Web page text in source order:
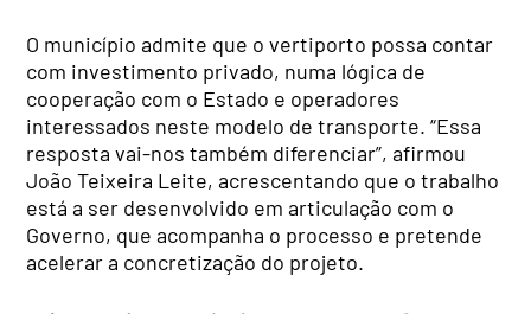
O município admite que o vertiporto possa contar
com investimento privado, numa lógica de
cooperação com o Estado e operadores
interessados neste modelo de transporte. “Essa
resposta vai-nos também diferenciar”, afirmou
João Teixeira Leite, acrescentando que o trabalho
está a ser desenvolvido em articulação com o
Governo, que acompanha o processo e pretende
acelerar a concretização do projeto.